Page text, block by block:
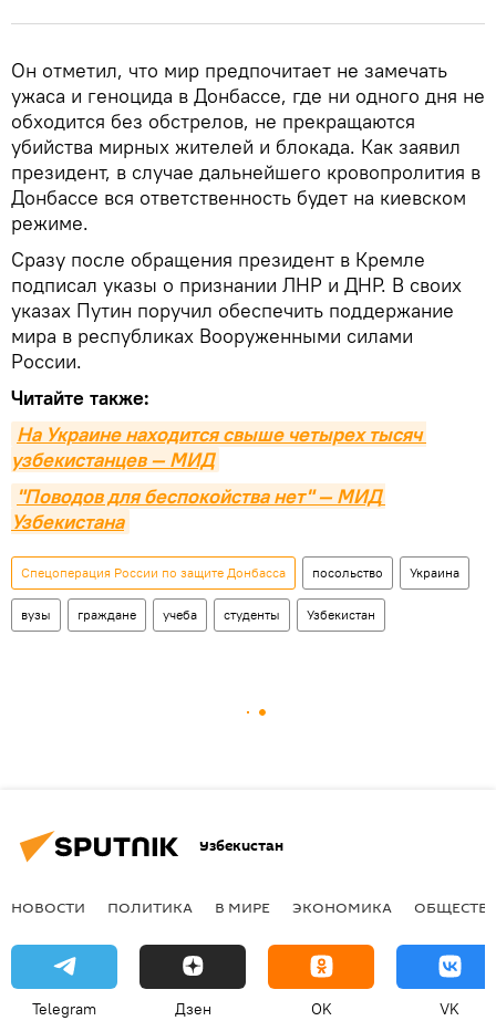
Он отметил, что мир предпочитает не замечать
ужаса и геноцида в Донбассе, где ни одного дня не
обходится без обстрелов, не прекращаются
убийства мирных жителей и блокада. Как заявил
президент, в случае дальнейшего кровопролития в
Донбассе вся ответственность будет на киевском
режиме.
Сразу после обращения президент в Кремле
подписал указы о признании ЛНР и ДНР. В своих
указах Путин поручил обеспечить поддержание
мира в республиках Вооруженными силами
России.
Читайте также:
На Украине находится свыше четырех тысяч
узбекистанцев — МИД
"Поводов для беспокойства нет" — МИД
Узбекистана
Спецоперация России по защите Донбасса посольство Украина
вузы граждане учеба студенты Узбекистан
Узбекистан
НОВОСТИ ПОЛИТИКА В МИРЕ ЭКОНОМИКА
Telegram Дзен OK VK